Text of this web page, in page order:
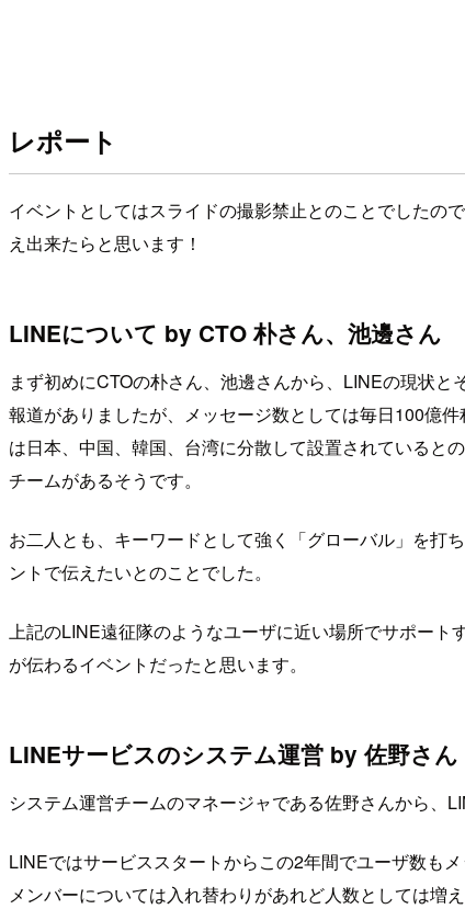
レポート
イベントとしてはスライドの撮影禁止とのことでしたの
え出来たらと思います！
LINEについて by CTO 朴さん、池邊さん
まず初めにCTOの朴さん、池邊さんから、LINEの現状
報道がありましたが、メッセージ数としては毎日100億
は日本、中国、韓国、台湾に分散して設置されていると
チームがあるそうです。
お二人とも、キーワードとして強く「グローバル」を打
ントで伝えたいとのことでした。
上記のLINE遠征隊のようなユーザに近い場所でサポー
が伝わるイベントだったと思います。
LINEサービスのシステム運営 by 佐野さん
システム運営チームのマネージャである佐野さんから、
LINEではサービススタートからこの2年間でユーザ数も
メンバーについては入れ替わりがあれど人数としては増